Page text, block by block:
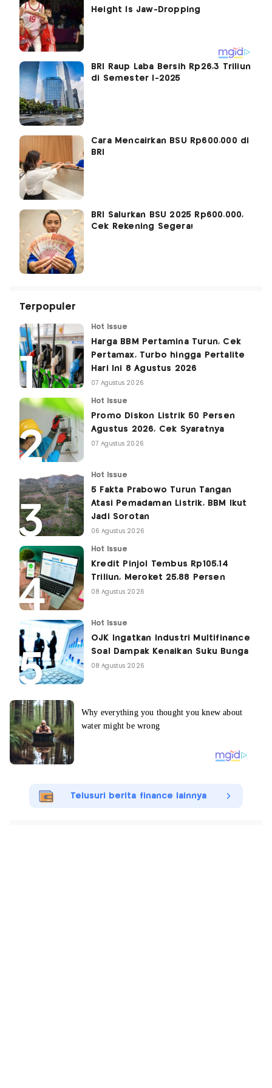
BRI Raup Laba Bersih Rp26,3 Triliun
di Semester I-2025
Cara Mencairkan BSU Rp600.000 di
BRI
BRI Salurkan BSU 2025 Rp600.000,
Cek Rekening Segera!
Terpopuler
Hot Issue
Harga BBM Pertamina Turun, Cek
Pertamax, Turbo hingga Pertalite
Hari Ini 8 Agustus 2026
07 Agustus 2026
Hot Issue
Promo Diskon Listrik 50 Persen
Agustus 2026, Cek Syaratnya
07 Agustus 2026
Hot Issue
5 Fakta Prabowo Turun Tangan
Atasi Pemadaman Listrik, BBM Ikut
Jadi Sorotan
06 Agustus 2026
Hot Issue
Kredit Pinjol Tembus Rp105,14
Triliun, Meroket 25,88 Persen
08 Agustus 2026
Hot Issue
OJK Ingatkan Industri Multifinance
Soal Dampak Kenaikan Suku Bunga
08 Agustus 2026
Telusuri berita finance lainnya